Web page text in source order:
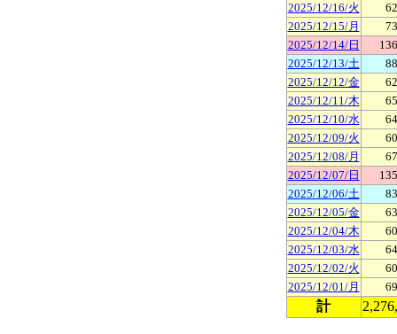
2025/12/16/火
2025/12/15/月
2025/12/14/日
2025/12/13/土
2025/12/12/金
2025/12/11/木
2025/12/10/水
2025/12/09/火
2025/12/08/月
2025/12/07/日
2025/12/06/土
2025/12/05/金
2025/12/04/木
2025/12/03/水
2025/12/02/火
2025/12/01/月
計